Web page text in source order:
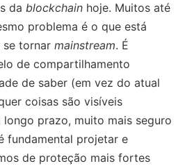
da blockchain hoje. Muitos até
problema é o que está
se tornar mainstream. É
de compartilhamento
de saber (em vez do atual
coisas são visíveis
longo prazo, muito mais seguro
fundamental projetar e
de proteção mais fortes